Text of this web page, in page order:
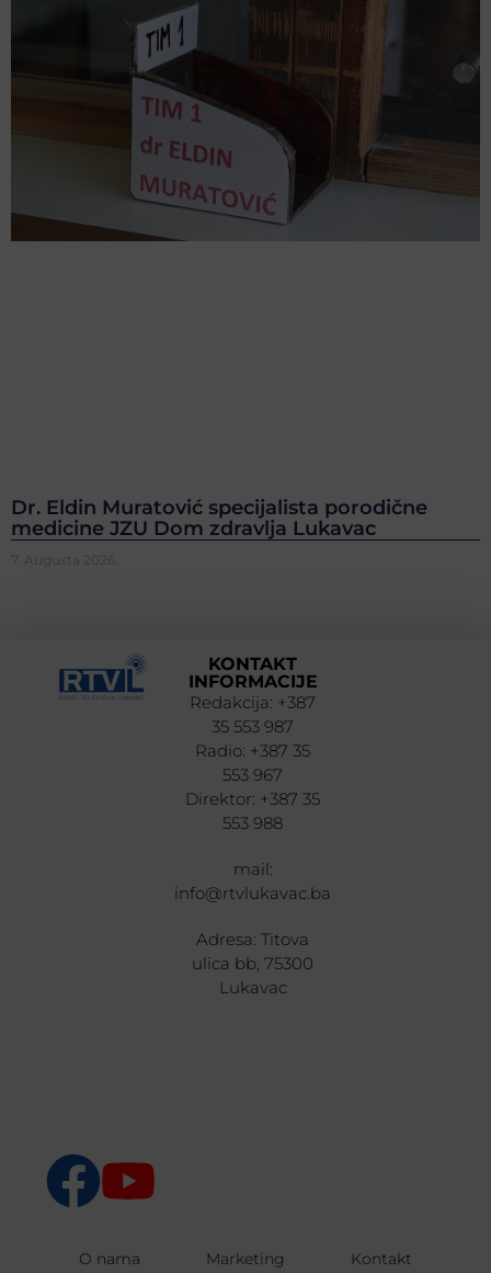
Dr. Eldin Muratović specijalista porodične
medicine JZU Dom zdravlja Lukavac
7. Augusta 2026.
KONTAKT
INFORMACIJE
Redakcija: +387
35 553 987
Radio: +387 35
553 967
Direktor: +387 35
553 988
mail:
info@rtvlukavac.ba
Adresa: Titova
ulica bb, 75300
Lukavac
O nama Marketing Kontakt